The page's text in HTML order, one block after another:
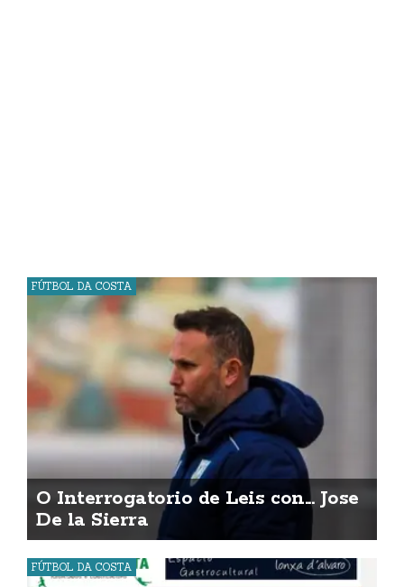
FÚTBOL DA COSTA
O Interrogatorio de Leis con... Jose
De la Sierra
FÚTBOL DA COSTA